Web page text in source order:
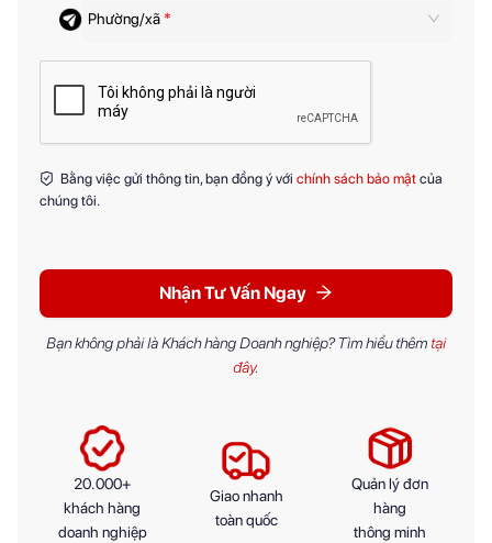
Phường/xã *
Bằng việc gửi thông tin, bạn đồng ý với chính sách bảo mật của
chúng tôi.
Nhận Tư Vấn Ngay
Bạn không phải là Khách hàng Doanh nghiệp? Tìm hiểu thêm tại
đây.
20.000+
khách hàng
doanh nghiệp
Giao nhanh
toàn quốc
Quản lý đơn
hàng
thông minh